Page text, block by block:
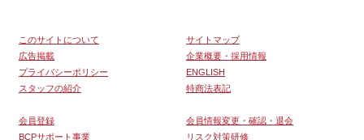
このサイトについて
サイトマップ
広告掲載
企業概要・採用情報
プライバシーポリシー
ENGLISH
スタッフの紹介
特商法表記
会員登録
会員情報変更・確認・退会
BCPサポート事業
リスク対策研修